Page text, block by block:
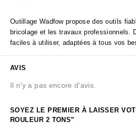
Outillage Wadfow propose des outils
bricolage et les travaux professionnels.
faciles à utiliser, adaptées à tous vos
AVIS
Il n’y a pas encore d’avis.
SOYEZ LE PREMIER À LAISSER
ROULEUR 2 TONS”